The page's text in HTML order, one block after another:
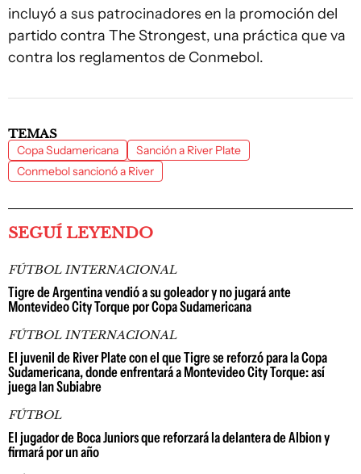
incluyó a sus patrocinadores en la promoción del
partido contra The Strongest, una práctica que va
contra los reglamentos de Conmebol.
TEMAS
Copa Sudamericana
Sanción a River Plate
Conmebol sancionó a River
SEGUÍ LEYENDO
FÚTBOL INTERNACIONAL
Tigre de Argentina vendió a su goleador y no jugará ante
Montevideo City Torque por Copa Sudamericana
FÚTBOL INTERNACIONAL
El juvenil de River Plate con el que Tigre se reforzó para la Copa
Sudamericana, donde enfrentará a Montevideo City Torque: así
juega Ian Subiabre
FÚTBOL
El jugador de Boca Juniors que reforzará la delantera de Albion y
firmará por un año